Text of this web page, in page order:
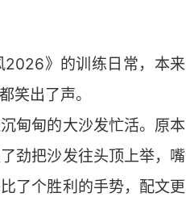
2026》的训练日常，本来
笑出了声。
甸甸的大沙发忙活。原本
劲把沙发往头顶上举，嘴
了个胜利的手势，配文更